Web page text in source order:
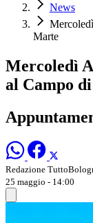
News
Marte
Mercoledì
al Campo
Redazione
25 maggio - 14:00